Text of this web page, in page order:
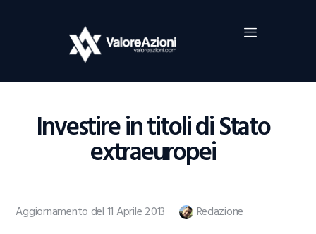
Investire in titoli di Stato
extraeuropei
Home
Investimenti
Borsa
Guide Al Trading
Criptovalute
Aggiornamento del 11 Aprile 2013 Redazione